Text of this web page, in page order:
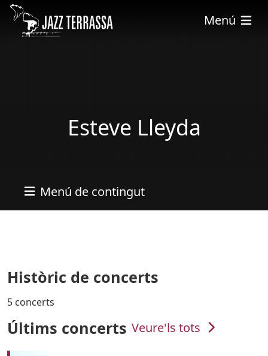
Vés al contingut
Menú
Esteve Lleyda
Menú de contingut
Històric de concerts
5 concerts
Últims concerts Veure'ls tots